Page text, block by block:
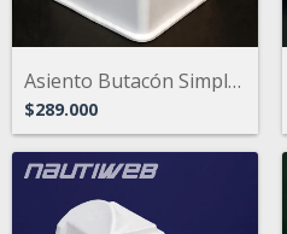
Asiento Butacón Simple. Ideal para trakk...
$289.000